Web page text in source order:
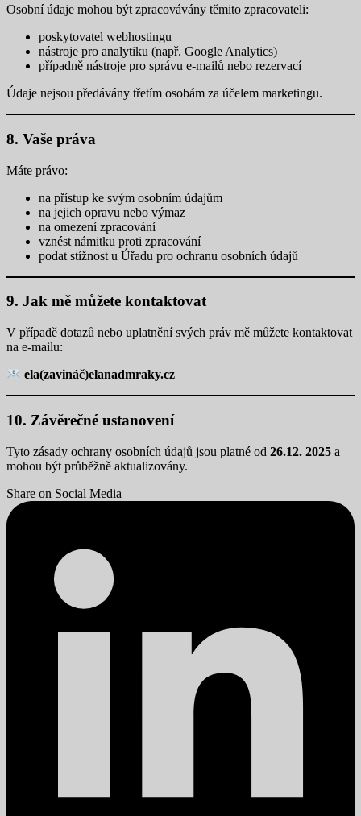
Osobní údaje mohou být zpracovávány těmito zpracovateli:
poskytovatel webhostingu
nástroje pro analytiku (např. Google Analytics)
případně nástroje pro správu e-mailů nebo rezervací
Údaje nejsou předávány třetím osobám za účelem marketingu.
8. Vaše práva
Máte právo:
na přístup ke svým osobním údajům
na jejich opravu nebo výmaz
na omezení zpracování
vznést námitku proti zpracování
podat stížnost u Úřadu pro ochranu osobních údajů
9. Jak mě můžete kontaktovat
V případě dotazů nebo uplatnění svých práv mě můžete kontaktovat
na e-mailu:
ela(zavináč)elanadmraky.cz
10. Závěrečné ustanovení
Tyto zásady ochrany osobních údajů jsou platné od 26.12. 2025 a
mohou být průběžně aktualizovány.
Share on Social Media